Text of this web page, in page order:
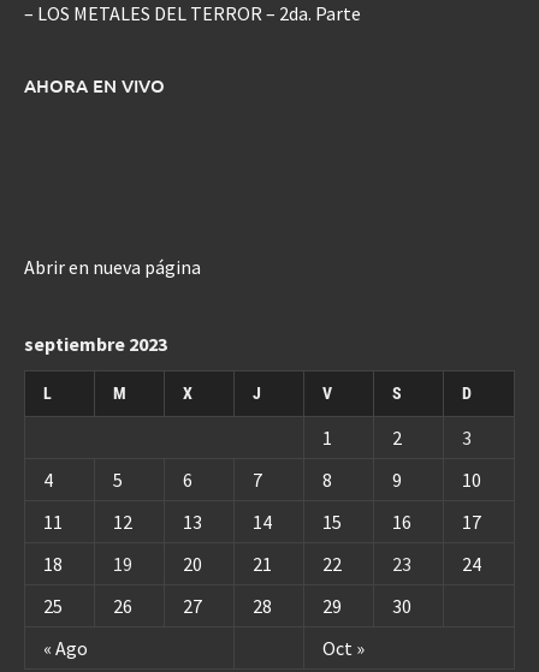
– LOS METALES DEL TERROR – 2da. Parte
AHORA EN VIVO
Abrir en nueva página
septiembre 2023
L M X J V S D
« Ago Oct »
1 2
3
4
5 6 7 8 9
10
11
12 13 14 15 16
17
18
19 20 21 22 23
24
25
26 27 28 29 30